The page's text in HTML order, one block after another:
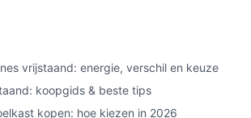
vrijstaand: energie, verschil en keuze
koopgids & beste tips
kopen: hoe kiezen in 2026